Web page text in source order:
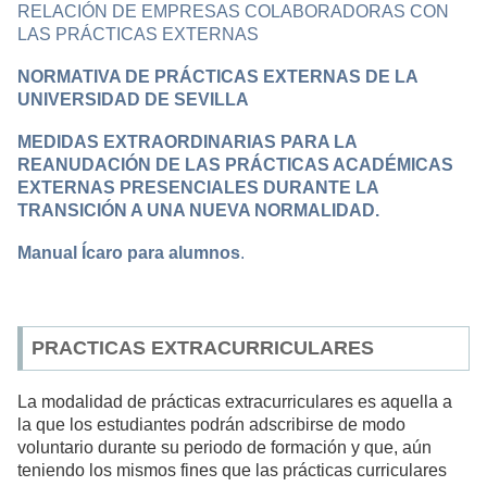
RELACIÓN DE EMPRESAS COLABORADORAS CON
LAS PRÁCTICAS EXTERNAS
NORMATIVA DE PRÁCTICAS EXTERNAS DE LA
UNIVERSIDAD DE SEVILLA
MEDIDAS EXTRAORDINARIAS PARA LA
REANUDACIÓN DE LAS PRÁCTICAS ACADÉMICAS
EXTERNAS PRESENCIALES DURANTE LA
TRANSICIÓN A UNA NUEVA NORMALIDAD.
Manual Ícaro para alumnos.
PRACTICAS EXTRACURRICULARES
La modalidad de prácticas extracurriculares es aquella a
la que los estudiantes podrán adscribirse de modo
voluntario durante su periodo de formación y que, aún
teniendo los mismos fines que las prácticas curriculares